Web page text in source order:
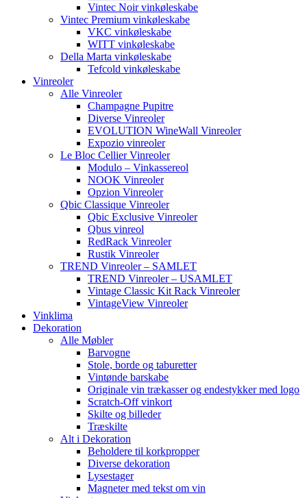
Vintec Noir vinkøleskabe
Vintec Premium vinkøleskabe
VKC vinkøleskabe
WITT vinkøleskabe
Della Marta vinkøleskabe
Tefcold vinkøleskabe
Vinreoler
Alle Vinreoler
Champagne Pupitre
Diverse Vinreoler
EVOLUTION WineWall Vinreoler
Expozio vinreoler
Le Bloc Cellier Vinreoler
Modulo – Vinkassereol
NOOK Vinreoler
Opzion Vinreoler
Qbic Classique Vinreoler
Qbic Exclusive Vinreoler
Qbus vinreol
RedRack Vinreoler
Rustik Vinreoler
TREND Vinreoler – SAMLET
TREND Vinreoler – USAMLET
Vintage Classic Kit Rack Vinreoler
VintageView Vinreoler
Vinklima
Dekoration
Alle Møbler
Barvogne
Stole, borde og taburetter
Vintønde barskabe
Originale vin trækasser og endestykker med logo
Scratch-Off vinkort
Skilte og billeder
Træskilte
Alt i Dekoration
Beholdere til korkpropper
Diverse dekoration
Lysestager
Magneter med tekst om vin